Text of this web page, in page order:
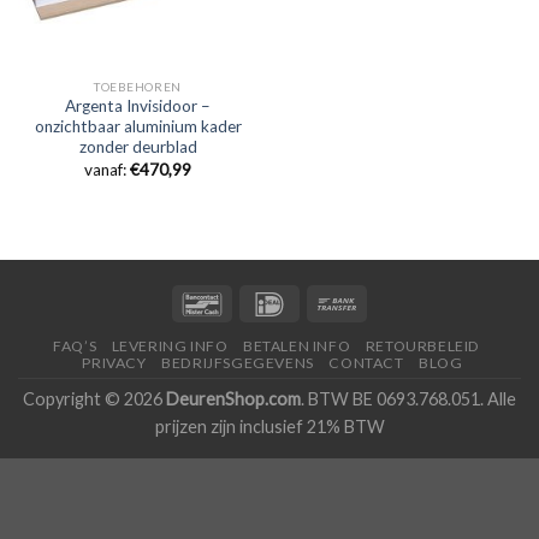
TOEBEHOREN
Argenta Invisidoor –
onzichtbaar aluminium kader
zonder deurblad
vanaf:€470,99
FAQ’S LEVERING INFO BETALEN INFO
RETOURBELEID
PRIVACY
BEDRIJFSGEGEVENS CONTACT BLOG
Copyright © 2026 DeurenShop.com. BTW BE 0693.768.051. Alle
prijzen zijn inclusief 21% BTW